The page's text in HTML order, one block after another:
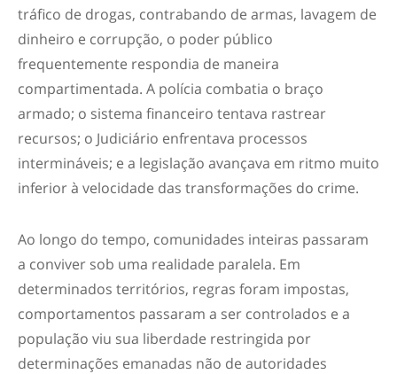
tráfico de drogas, contrabando de armas, lavagem de
dinheiro e corrupção, o poder público
frequentemente respondia de maneira
compartimentada. A polícia combatia o braço
armado; o sistema financeiro tentava rastrear
recursos; o Judiciário enfrentava processos
intermináveis; e a legislação avançava em ritmo muito
inferior à velocidade das transformações do crime.
Ao longo do tempo, comunidades inteiras passaram
a conviver sob uma realidade paralela. Em
determinados territórios, regras foram impostas,
comportamentos passaram a ser controlados e a
população viu sua liberdade restringida por
determinações emanadas não de autoridades